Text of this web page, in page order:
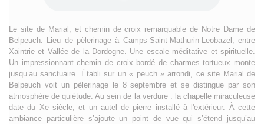
Le site de Marial, et chemin de croix remarquable de Notre Dame de
Belpeuch. Lieu de pèlerinage à Camps-Saint-Mathurin-Leobazel, entre
Xaintrie et Vallée de la Dordogne. Une escale méditative et spirituelle.
Un impressionnant chemin de croix bordé de charmes tortueux monte
jusqu’au sanctuaire. Établi sur un « peuch » arrondi, ce site Marial de
Belpeuch voit un pèlerinage le 8 septembre et se distingue par son
atmosphère de quiétude. Au sein de la verdure : la chapelle miraculeuse
date du Xe siècle, et un autel de pierre installé à l'extérieur. À cette
ambiance particulière s’ajoute un point de vue qui s’étend jusqu’au